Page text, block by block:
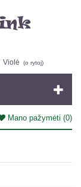
Violė (o rytoj)
Mano pažymėti (0)